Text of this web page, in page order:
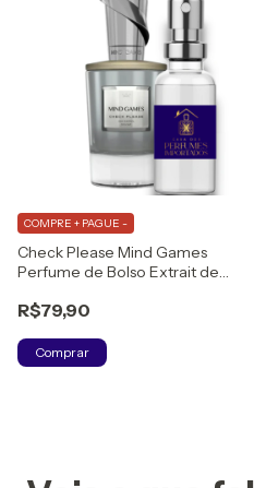
Check Please Mind Games
Perfume de Bolso Extrait de
R$79,90
COMPRE + PAGUE -
Comprar